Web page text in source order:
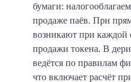
бумаги:
продаже паёв. При
возникают при каждой
продажи токена. В
ведётся по правилам
что включает расчёт